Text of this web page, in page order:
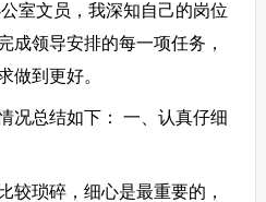
室文员，我深知自己的岗位
成领导安排的每一项任务，
做到更好。
总结如下： 一、认真仔细
琐碎，细心是最重要的，